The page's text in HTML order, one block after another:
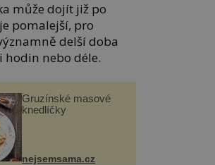
může dojít již po
pomalejší, pro
delší doba
hodin nebo déle.
Gruzínské masové
knedlíčky
nejsemsama.cz